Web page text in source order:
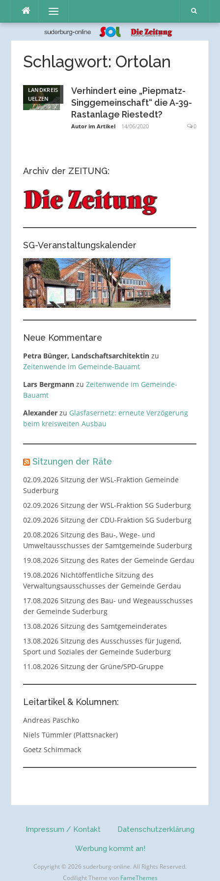
Inhalt
Menü
Schlagwort: Ortolan
LANDKREIS
UELZEN
Verhindert eine „Piepmatz-
Singgemeinschaft“ die A-39-
Rastanlage Riestedt?
Autor im Artikel 14/06/2020 0
Archiv der ZEITUNG:
SG-Veranstaltungskalender
Neue Kommentare
Petra Bünger, Landschaftsarchitektinzu
Zeitenwende im Gemeinde-Bauamt
Lars Bergmannzu Zeitenwende im Gemeinde-
Bauamt
Alexanderzu Glasfasernetz: erneute Verzögerung
beim kreisweiten Ausbau
Sitzungen der Räte
02.09.2026 Sitzung der WSL-Fraktion Gemeinde
Suderburg
02.09.2026 Sitzung der WSL-Fraktion SG Suderburg
02.09.2026 Sitzung der CDU-Fraktion SG Suderburg
20.08.2026 Sitzung des Bau-, Wege- und
Umweltausschusses der Samtgemeinde Suderburg
19.08.2026 Sitzung des Rates der Gemeinde Gerdau
19.08.2026 Nichtöffentliche Sitzung des
Verwaltungsausschusses der Gemeinde Gerdau
17.08.2026 Sitzung des Bau- und Wegeausschusses
der Gemeinde Suderburg
13.08.2026 Sitzung des Samtgemeinderates
13.08.2026 Sitzung des Ausschusses für Jugend,
Sport und Soziales der Gemeinde Suderburg
11.08.2026 Sitzung der Grüne/SPD-Gruppe
Leitartikel & Kolumnen:
Andreas Paschko
Niels Tümmler (Plattsnacker)
Goetz Schimmack
Impressum / Kontakt Datenschutzerklärung
Werbung kommt an!
Copyright © 2026 suderburg-online. All Rights Reserved.
Codilight Theme von FameThemes